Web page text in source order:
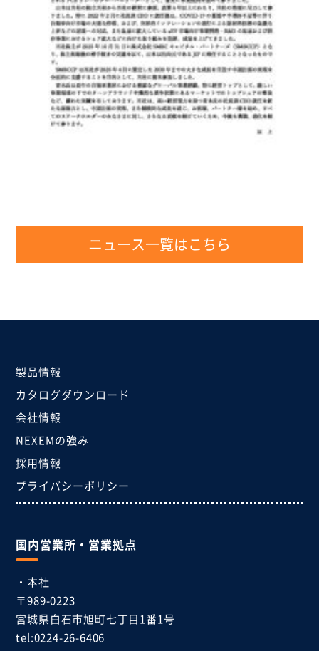
ニュース一覧はこちら
製品情報
カタログダウンロード
会社情報
NEXEMの強み
採用情報
プライバシーポリシー
国内営業所・営業拠点
・本社
〒989-0223
宮城県白石市旭町七丁目1番1号
tel:0224-26-6406